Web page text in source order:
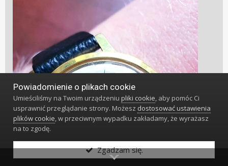
Powiadomienie o plikach cookie
Umieściliśmy na Twoim urządzeniupliki cookie, aby pomóc Ci
usprawnić przeglądanie strony. Możesz dostosować ustawienia
plików cookie, w przeciwnym wypadku zakładamy, że wyrażasz
na to zgodę.
Zgadzam się.